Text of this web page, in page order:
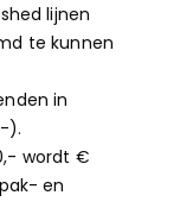
lijnen
te kunnen
in
).
wordt €
en